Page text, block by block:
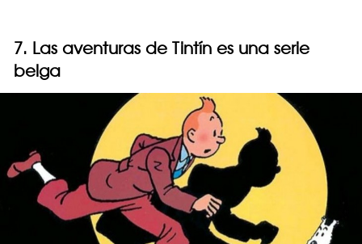
7. Las aventuras de Tintín es una serie
belga